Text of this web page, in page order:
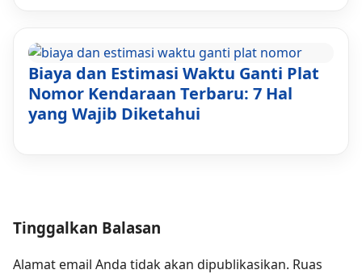
Biaya dan Estimasi Waktu Ganti Plat
Nomor Kendaraan Terbaru: 7 Hal
yang Wajib Diketahui
Tinggalkan Balasan
Alamat email Anda tidak akan dipublikasikan. Ruas